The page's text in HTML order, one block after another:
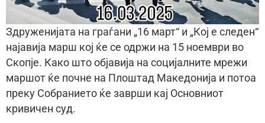
Здруженијата на граѓани „16 март“ и „Кој е следен“
најавија марш кој ќе се одржи на 15 ноември во
Скопје. Како што објавија на социјалните мрежи
маршот ќе почне на Плоштад Македонија и потоа
преку Собранието ќе заврши кај Основниот
кривичен суд.